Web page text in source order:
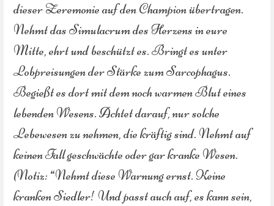
dieser Zeremonie auf den Champion übertragen.
Nehmt das Simulacrum des Herzens in eure
Mitte, ehrt und beschützt es. Bringt es unter
Lobpreisungen der Stärke zum Sarcophagus.
Begießt es dort mit dem noch warmen Blut eines
lebenden Wesens. Achtet darauf, nur solche
Lebewesen zu nehmen, die kräftig sind. Nehmt auf
keinen Fall geschwächte oder gar kranke Wesen.
(Notiz: “Nehmt diese Warnung ernst. Keine
kranken Siedler! Und passt auch auf, es kann sein,